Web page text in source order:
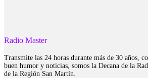
Radio Master
Transmite las 24 horas durante más de 30 años,
buen humor y noticias, somos la Decana de la
de la Región San Martín.